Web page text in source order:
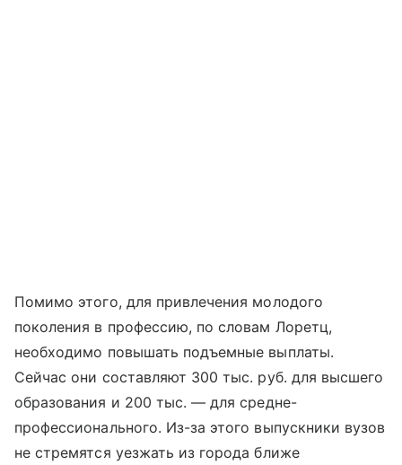
Помимо этого, для привлечения молодого
поколения в профессию, по словам Лоретц,
необходимо повышать подъемные выплаты.
Сейчас они составляют 300 тыс. руб. для высшего
образования и 200 тыс. — для средне-
профессионального. Из-за этого выпускники вузов
не стремятся уезжать из города ближе